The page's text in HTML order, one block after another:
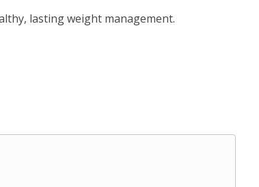
lasting weight management.